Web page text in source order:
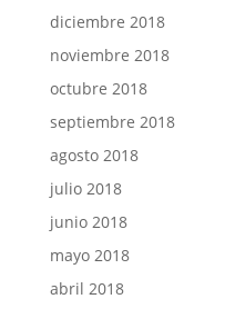
diciembre 2018
noviembre 2018
octubre 2018
septiembre 2018
agosto 2018
julio 2018
junio 2018
mayo 2018
abril 2018